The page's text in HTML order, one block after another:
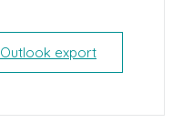
export